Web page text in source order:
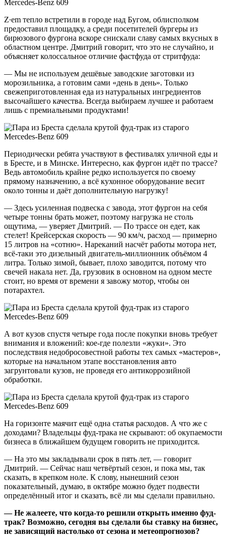
Z·em тепло встретили в городе над Бугом, облисполком
предоставил площадку, а среди посетителей бургеры из
бирюзового фургона вскоре снискали славу самых вкусных в
областном центре. Дмитрий говорит, что это не случайно, и
объясняет колоссальное отличие фастфуда от стритфуда:
— Мы не используем дешёвые заводские заготовки из
морозильника, а готовим сами «день в день». Только
свежеприготовленная еда из натуральных ингредиентов
высочайшего качества. Всегда выбираем лучшее и работаем
лишь с премиальными продуктами!
Периодически ребята участвуют в фестивалях уличной еды и
в Бресте, и в Минске. Интересно, как фургон идёт по трассе?
Ведь автомобиль крайне редко используется по своему
прямому назначению, а всё кухонное оборудование весит
около тонны и даёт дополнительную нагрузку!
— Здесь усиленная подвеска с завода, этот фургон на себя
четыре тонны брать может, поэтому нагрузка не столь
ощутима, — уверяет Дмитрий. — По трассе он едет, как
стелет! Крейсерская скорость — 90 км/ч, расход — примерно
15 литров на «сотню». Нареканий насчёт работы мотора нет,
всё-таки это дизельный двигатель-миллионник объёмом 4
литра. Только зимой, бывает, плохо заводится, потому что
свечей накала нет. Да, грузовик в основном на одном месте
стоит, но время от времени я завожу мотор, чтобы он
потарахтел.
А вот кузов спустя четыре года после покупки вновь требует
внимания и вложений: кое-где полезли «жуки». Это
последствия недобросовестной работы тех самых «мастеров»,
которые на начальном этапе восстановления авто
загрунтовали кузов, не проведя его антикоррозийной
обработки.
На горизонте маячит ещё одна статья расходов. А что же с
доходами? Владельцы фуд-трака не скрывают: об окупаемости
бизнеса в ближайшем будущем говорить не приходится.
— На это мы закладывали срок в пять лет, — говорит
Дмитрий. — Сейчас наш четвёртый сезон, и пока мы, так
сказать, в крепком ноле. К слову, нынешний сезон
показательный, думаю, в октябре можно будет подвести
определённый итог и сказать, всё ли мы сделали правильно.
— Не жалеете, что когда-то решили открыть именно фуд-
трак? Возможно, сегодня вы сделали бы ставку на бизнес,
не зависящий настолько от сезона и метеопрогнозов?